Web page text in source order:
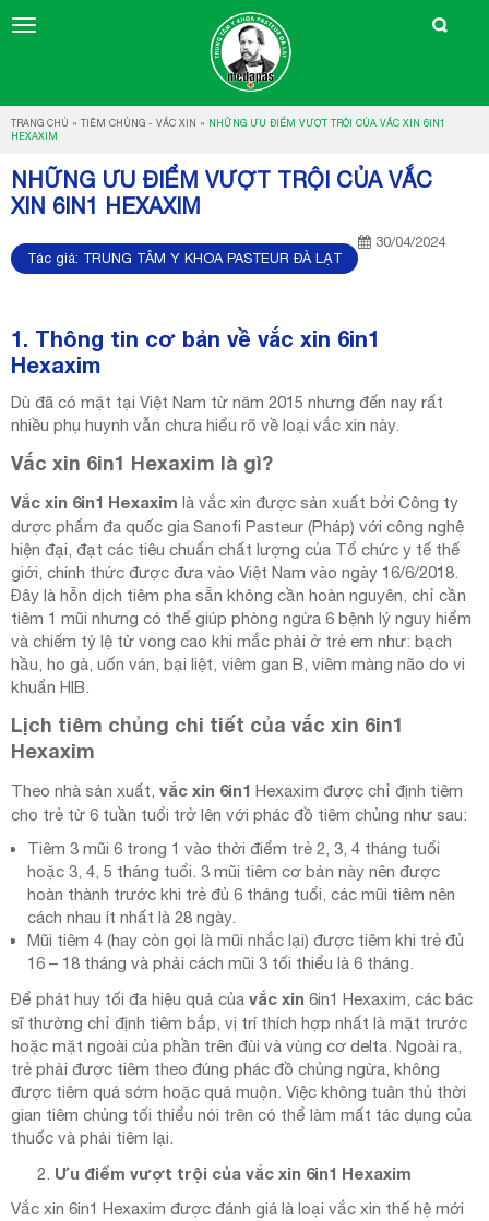
TRANG CHỦ » TIÊM CHỦNG - VẮC XIN » NHỮNG ƯU ĐIỂM VƯỢT TRỘI CỦA VẮC XIN 6IN1
HEXAXIM
NHỮNG ƯU ĐIỂM VƯỢT TRỘI CỦA VẮC
XIN 6IN1 HEXAXIM
30/04/2024
Tác giả: TRUNG TÂM Y KHOA PASTEUR ĐÀ LẠT
1. Thông tin cơ bản về vắc xin 6in1
Hexaxim
Dù đã có mặt tại Việt Nam từ năm 2015 nhưng đến nay rất
nhiều phụ huynh vẫn chưa hiểu rõ về loại vắc xin này.
Vắc xin 6in1 Hexaxim là gì?
Vắc xin 6in1 Hexaxim là vắc xin được sản xuất bởi Công ty
dược phẩm đa quốc gia Sanofi Pasteur (Pháp) với công nghệ
hiện đại, đạt các tiêu chuẩn chất lượng của Tổ chức y tế thế
giới, chính thức được đưa vào Việt Nam vào ngày 16/6/2018.
Đây là hỗn dịch tiêm pha sẵn không cần hoàn nguyên, chỉ cần
tiêm 1 mũi nhưng có thể giúp phòng ngừa 6 bệnh lý nguy hiểm
và chiếm tỷ lệ tử vong cao khi mắc phải ở trẻ em như: bạch
hầu, ho gà, uốn ván, bại liệt, viêm gan B, viêm màng não do vi
khuẩn HIB.
Lịch tiêm chủng chi tiết của vắc xin 6in1
Hexaxim
Theo nhà sản xuất, vắc xin 6in1 Hexaxim được chỉ định tiêm
cho trẻ từ 6 tuần tuổi trở lên với phác đồ tiêm chủng như sau:
Tiêm 3 mũi 6 trong 1 vào thời điểm trẻ 2, 3, 4 tháng tuổi
hoặc 3, 4, 5 tháng tuổi. 3 mũi tiêm cơ bản này nên được
hoàn thành trước khi trẻ đủ 6 tháng tuổi, các mũi tiêm nên
cách nhau ít nhất là 28 ngày.
Mũi tiêm 4 (hay còn gọi là mũi nhắc lại) được tiêm khi trẻ đủ
16 – 18 tháng và phải cách mũi 3 tối thiểu là 6 tháng.
Để phát huy tối đa hiệu quả của vắc xin 6in1 Hexaxim, các bác
sĩ thường chỉ định tiêm bắp, vị trí thích hợp nhất là mặt trước
hoặc mặt ngoài của phần trên đùi và vùng cơ delta. Ngoài ra,
trẻ phải được tiêm theo đúng phác đồ chủng ngừa, không
được tiêm quá sớm hoặc quá muộn. Việc không tuân thủ thời
gian tiêm chủng tối thiểu nói trên có thể làm mất tác dụng của
thuốc và phải tiêm lại.
Ưu điểm vượt trội của vắc xin 6in1 Hexaxim
Vắc xin 6in1 Hexaxim được đánh giá là loại vắc xin thế hệ mới